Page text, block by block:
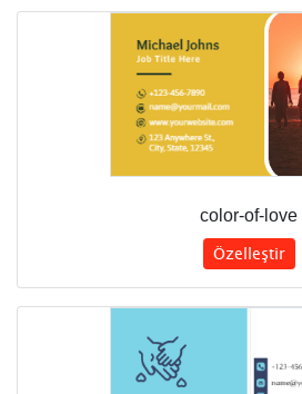
color-of-love
Özelleştir